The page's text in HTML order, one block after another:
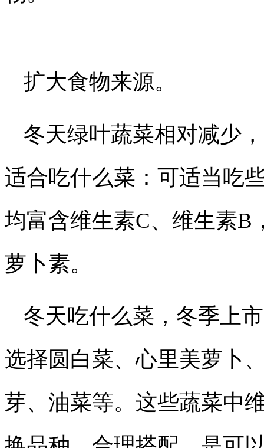
扩大食物来源。
冬天绿叶蔬菜相对减少
适合吃什么菜：可适当吃
均富含维生素C、维生素B
萝卜素。
冬天吃什么菜，冬季上
选择圆白菜、心里美萝卜
芽、油菜等。这些蔬菜中